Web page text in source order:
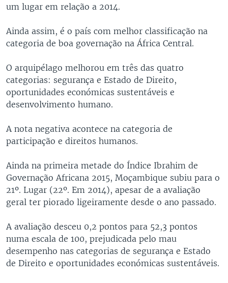
um lugar em relação a 2014.
Ainda assim, é o país com melhor classificação na
categoria de boa governação na África Central.
O arquipélago melhorou em três das quatro
categorias: segurança e Estado de Direito,
oportunidades económicas sustentáveis e
desenvolvimento humano.
A nota negativa acontece na categoria de
participação e direitos humanos.
Ainda na primeira metade do Índice Ibrahim de
Governação Africana 2015, Moçambique subiu para o
21º. Lugar (22º. Em 2014), apesar de a avaliação
geral ter piorado ligeiramente desde o ano passado.
A avaliação desceu 0,2 pontos para 52,3 pontos
numa escala de 100, prejudicada pelo mau
desempenho nas categorias de segurança e Estado
de Direito e oportunidades económicas sustentáveis.